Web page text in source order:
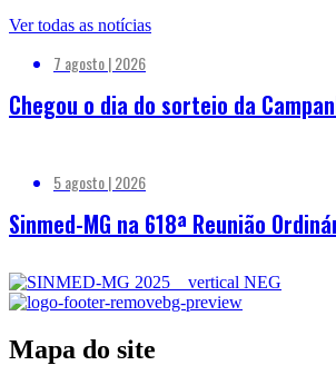
Ver todas as notícias
7 agosto | 2026
Chegou o dia do sorteio da
5 agosto | 2026
Sinmed-MG na 618ª Reunião
Mapa do site